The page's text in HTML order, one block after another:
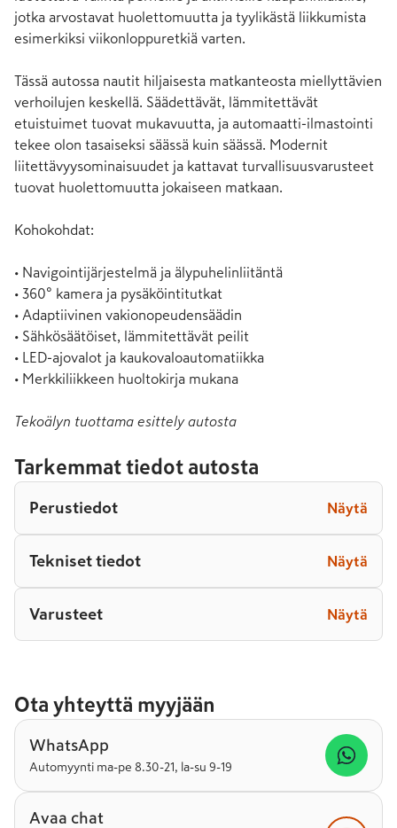
jotka arvostavat huolettomuutta ja tyylikästä liikkumista
esimerkiksi viikonloppuretkiä varten.
Tässä autossa nautit hiljaisesta matkanteosta miellyttävien
verhoilujen keskellä. Säädettävät, lämmitettävät
etuistuimet tuovat mukavuutta, ja automaatti-ilmastointi
tekee olon tasaiseksi säässä kuin säässä. Modernit
liitettävyysominaisuudet ja kattavat turvallisuusvarusteet
tuovat huolettomuutta jokaiseen matkaan.
Kohokohdat:
• Navigointijärjestelmä ja älypuhelinliitäntä
• 360° kamera ja pysäköintitutkat
• Adaptiivinen vakionopeudensäädin
• Sähkösäätöiset, lämmitettävät peilit
• LED-ajovalot ja kaukovaloautomatiikka
• Merkkiliikkeen huoltokirja mukana
Tekoälyn tuottama esittely autosta
Tarkemmat tiedot autosta
Perustiedot Näytä
Tekniset tiedot Näytä
Varusteet Näytä
Ota yhteyttä myyjään
WhatsApp
Automyynti ma-pe 8.30-21, la-su 9-19
Avaa chat